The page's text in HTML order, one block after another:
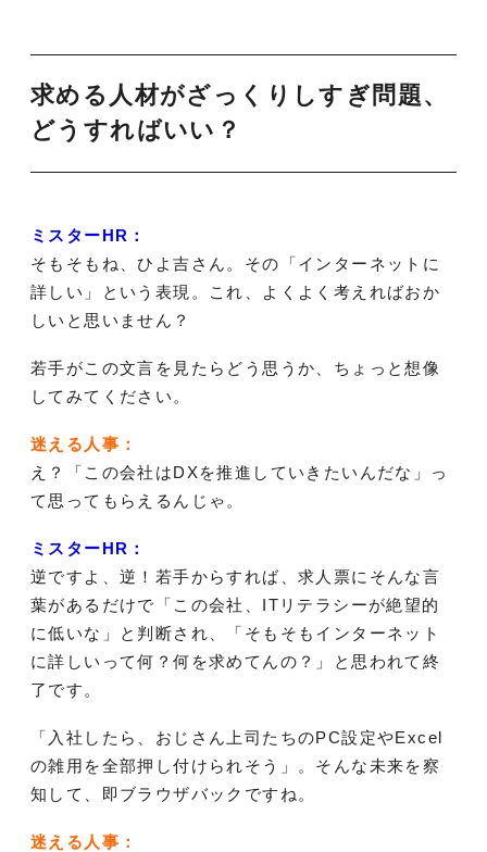
求める人材がざっくりしすぎ問題、
どうすればいい？
ミスターHR：
そもそもね、ひよ吉さん。その「インターネットに
詳しい」という表現。これ、よくよく考えればおか
しいと思いません？
若手がこの文言を見たらどう思うか、ちょっと想像
してみてください。
迷える人事：
え？「この会社はDXを推進していきたいんだな」っ
て思ってもらえるんじゃ。
ミスターHR：
逆ですよ、逆！若手からすれば、求人票にそんな言
葉があるだけで「この会社、ITリテラシーが絶望的
に低いな」と判断され、「そもそもインターネット
に詳しいって何？何を求めてんの？」と思われて終
了です。
「入社したら、おじさん上司たちのPC設定やExcel
の雑用を全部押し付けられそう」。そんな未来を察
知して、即ブラウザバックですね。
迷える人事：